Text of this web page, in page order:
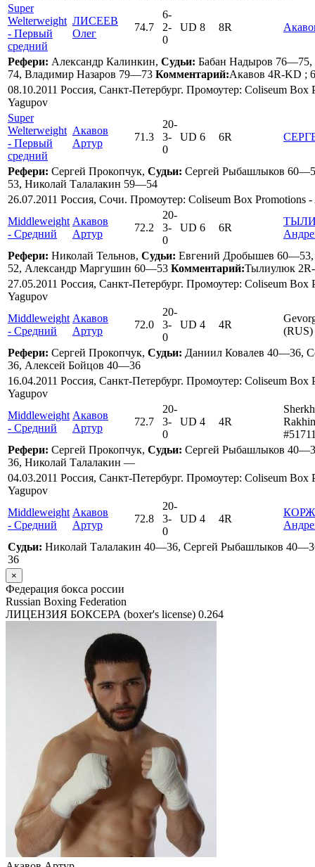
Super
Welterweight
- Первый
средний
ЛИСЕЕВ
Олег
74.7
6-
2-
0
UD 8 8R
Рефери: Александр Калинкин, Судьи: Бабан Надыров 76—75,
74, Владимир Назаров 79—73 Комментарий:Акавов 4R-KD ;
08.10.2011 Россия, Санкт-Петербург. Промоутер: Coliseum Box
Yagupov
Super
Welterweight
- Первый
средний
Акавов
Артур
71.3
20-
3-
0
UD 6 6R
Рефери: Сергей Прокопчук, Судьи: Сергей Рыбашлыков
53, Николай Талалакин 59—54
26.07.2011 Россия, Сочи. Промоутер: Coliseum Box Promotions -
Middleweight
- Средний
Акавов
Артур
72.2
20-
3-
0
UD 6 6R
Рефери: Николай Тельнов, Судьи: Евгений Дробышев
52, Александр Маргушин 60—53 Комментарий:Тылиулюк
27.05.2011 Россия, Санкт-Петербург. Промоутер: Coliseum Box
Yagupov
Middleweight
- Средний
Акавов
Артур
72.0
20-
3-
0
UD 4 4R
(RUS)
Рефери: Сергей Прокопчук, Судьи: Даниил Ковалев 40—36,
36, Алексей Бойцов 40—36
16.04.2011 Россия, Санкт-Петербург. Промоутер: Coliseum Box
Yagupov
Middleweight
- Средний
Акавов
Артур
72.7
20-
3-
0
UD 4 4R
Рефери: Сергей Прокопчук, Судьи: Сергей Рыбашлыков
36, Николай Талалакин —
04.03.2011 Россия, Санкт-Петербург. Промоутер: Coliseum Box
Yagupov
Middleweight
- Средний
Акавов
Артур
72.8
20-
3-
0
UD 4 4R
Судьи: Николай Талалакин 40—36, Сергей Рыбашлыков
36
×
Федерация бокса россии
Russian Boxing Federation
ЛИЦЕНЗИЯ БОКСЕРА (boxer's license) 0.264